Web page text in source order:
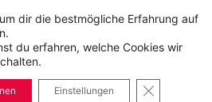
Suche
dir die bestmögliche Erfahrung auf
du erfahren, welche Cookies wir
Einstellungen GDPR